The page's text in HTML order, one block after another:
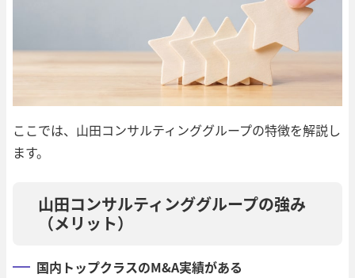
ここでは、山田コンサルティンググループの特徴を解説し
ます。
山田コンサルティンググループの強み
（メリット）
国内トップクラスのM&A実績がある